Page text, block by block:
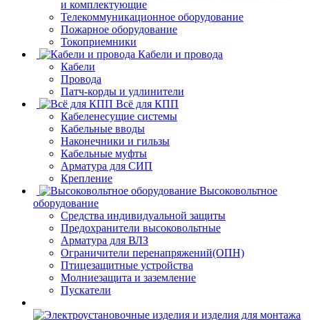
и комплектующие
Телекоммуникационное оборудование
Пожарное оборудование
Токоприемники
Кабели и провода
Кабели
Провода
Патч-корды и удлинители
Всё для КПП
Кабеленесущие системы
Кабельные вводы
Наконечники и гильзы
Кабельные муфты
Арматура для СИП
Крепление
Высоковольтное
оборудование
Средства индивидуальной защиты
Предохранители высоковольтные
Арматура для ВЛЗ
Ограничители перенапряжений(ОПН)
Птицезащитные устройства
Молниезащита и заземление
Пускатели